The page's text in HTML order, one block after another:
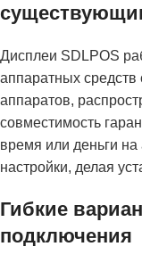
Дисплеи SDLPOS
аппаратных
аппаратов,
совместимость
время или деньги
настройки, делая
Гибкие
подключения